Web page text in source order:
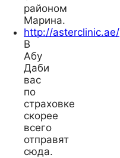
районом
Марина.
http://asterclinic.ae/
В
Абу
Даби
вас
по
страховке
скорее
всего
отправят
сюда.